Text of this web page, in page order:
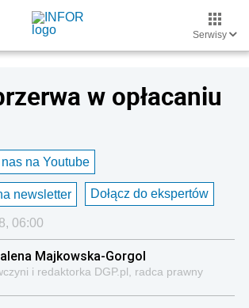
Serwisy
w opłacaniu
na Youtube
newsletter Dołącz do ekspertów
06:00
Majkowska-Gorgol
i redaktorka DGP.pl, radca prawny